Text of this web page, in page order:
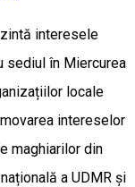
interesele
sediul în Miercurea
locale
intereselor
maghiarilor din
a UDMR și